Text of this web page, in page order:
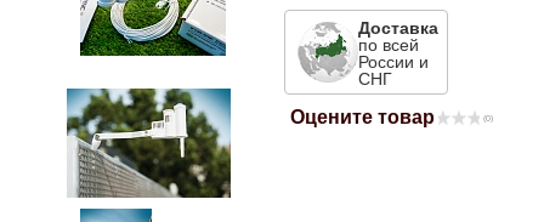
Доставка
по всей
России и
СНГ
Оцените товар (0)
Грунтовки, защитные лаки